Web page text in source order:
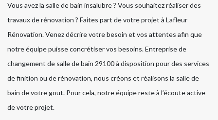
Vous avez la salle de bain insalubre ? Vous souhaitez réaliser des
travaux de rénovation ? Faites part de votre projet à Lafleur
Rénovation. Venez décrire votre besoin et vos attentes afin que
notre équipe puisse concrétiser vos besoins. Entreprise de
changement de salle de bain 29100 à disposition pour des services
de finition ou de rénovation, nous créons et réalisons la salle de
bain de votre gout. Pour cela, notre équipe reste à l’écoute active
de votre projet.